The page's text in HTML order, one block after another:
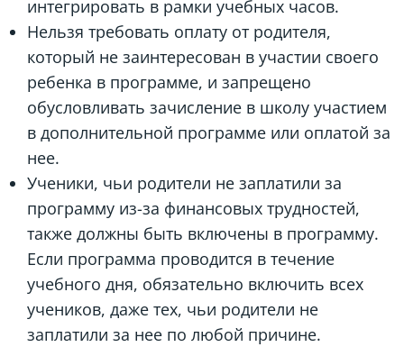
интегрировать в рамки учебных часов.
Нельзя требовать оплату от родителя,
который не заинтересован в участии своего
ребенка в программе, и запрещено
обусловливать зачисление в школу участием
в дополнительной программе или оплатой за
нее.
Ученики, чьи родители не заплатили за
программу из-за финансовых трудностей,
также должны быть включены в программу.
Если программа проводится в течение
учебного дня, обязательно включить всех
учеников, даже тех, чьи родители не
заплатили за нее по любой причине.